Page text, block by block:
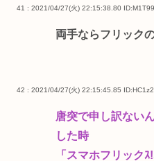
41 : 2021/04/27(火) 22:15:38.80
両手ならフリック
42 : 2021/04/27(火) 22:15:45.85
唐突で申し訳ない
した時
「スマホフリック